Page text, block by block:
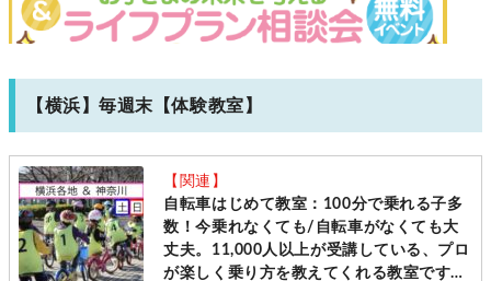
【横浜】毎週末【体験教室】
【関連】
自転車はじめて教室：100分で乗れる子多
数！今乗れなくても/自転車がなくても大
丈夫。11,000人以上が受講している、プロ
が楽しく乗り方を教えてくれる教室です